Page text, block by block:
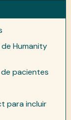
Humanity
pacientes
para incluir